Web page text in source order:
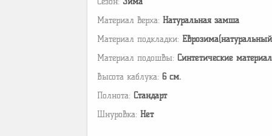
Материал верха: Натуральная замша
Материал подкладки:
Материал подошвы: Cинтетические
Высота каблука: 6 см.
Полнота: Стандарт
Шнуровка: Нет